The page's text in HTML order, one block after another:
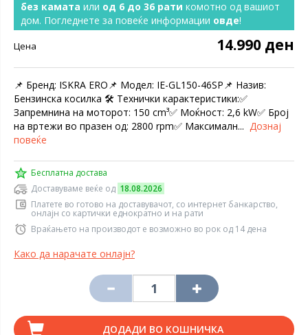
без камата или од 6 до 36 рати комотно од вашиот
дом. Погледнете за повеќе информации овде!
Цена 14.990 ден
📌 Бренд: ISKRA ERO📌 Модел: IE-GL150-46SP📌 Назив:
Бензинска косилка 🛠️ Технички карактеристики:✅
Запремнина на моторот: 150 cm³✅ Моќност: 2,6 kW✅ Број
на вртежи во празен од: 2800 rpm✅ Максималн... Дознај
повеќе
Бесплатна достава
Доставуваме веќе од 18.08.2026
Платете во готово на доставувачот, со интернет банкарство,
онлајн со картички еднократно и на рати
Враќањето на производот е возможно во рок од 14 дена
Како да нарачате онлајн?
ДОДАДИ ВО КОШНИЧКА